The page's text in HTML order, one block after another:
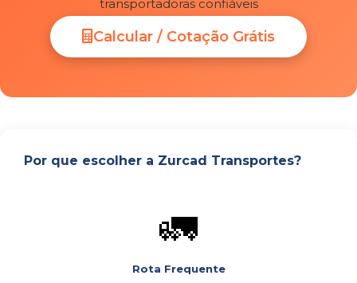
transportadoras confiáveis
Calcular / Cotação Grátis
Por que escolher a Zurcad Transportes?
🚛
Rota Frequente